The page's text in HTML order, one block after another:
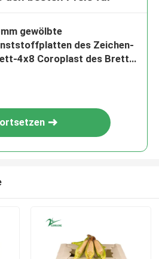
gewölbte
des Zeichen-
4x8 Coroplast des Brett-